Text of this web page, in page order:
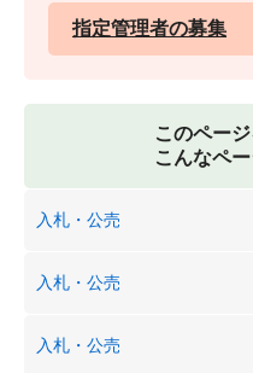
指定管理者の募集
このペー
こんなペ
入札・公売
入札・公売
入札・公売